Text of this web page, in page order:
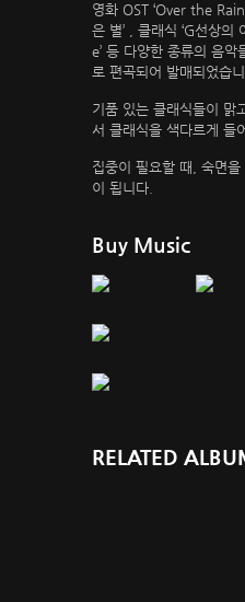
영화 OST ‘Over the
은 별’ , 클래식 ‘G선상의
e’ 등 다양한 종류의 음악
로 편곡되어 발매되었습니
기품 있는 클래식들이 맑
서 클래식을 색다르게 들
집중이 필요할 때, 숙면
이 됩니다.
Buy Music
RELATED